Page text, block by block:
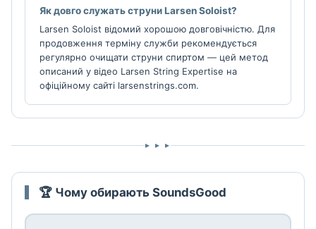
Як довго служать струни Larsen Soloist?
Larsen Soloist відомий хорошою довговічністю. Для
продовження терміну служби рекомендується
регулярно очищати струни спиртом — цей метод
описаний у відео Larsen String Expertise на
офіційному сайті larsenstrings.com.
▸ ▸ ▸
🏆 Чому обирають SoundsGood